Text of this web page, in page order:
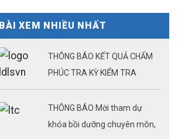
BÀI XEM NHIỀU NHẤT
THÔNG BÁO KẾT QUẢ CHẤM
PHÚC TRA KỲ KIỂM TRA
KQTSHNLS ĐỢT 1.2026
THÔNG BÁO Mời tham dự
khóa bồi dưỡng chuyên môn,